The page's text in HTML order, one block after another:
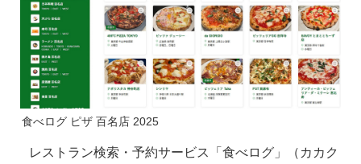
食べログ ピザ 百名店 2025
レストラン検索・予約サービス「食べログ」（カカク